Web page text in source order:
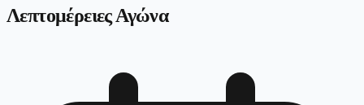
Λεπτομέρειες Αγώνα